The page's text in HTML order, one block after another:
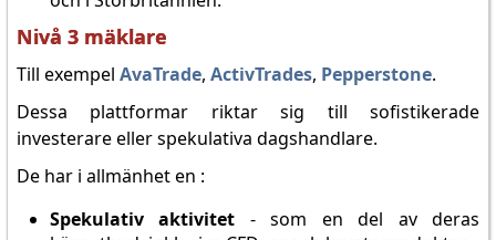
Nivå 3 mäklare
Till exempel AvaTrade, ActivTrades, Pepperstone.
Dessa plattformar riktar sig till sofistikerade
investerare eller spekulativa dagshandlare.
De har i allmänhet en :
Spekulativ aktivitet - som en del av deras